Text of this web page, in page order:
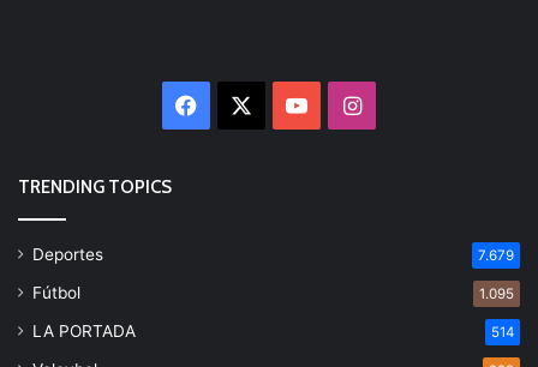
Facebook YouTubeInstagram
TRENDING TOPICS
Deportes 7.679
Fútbol 1.095
LA PORTADA 514